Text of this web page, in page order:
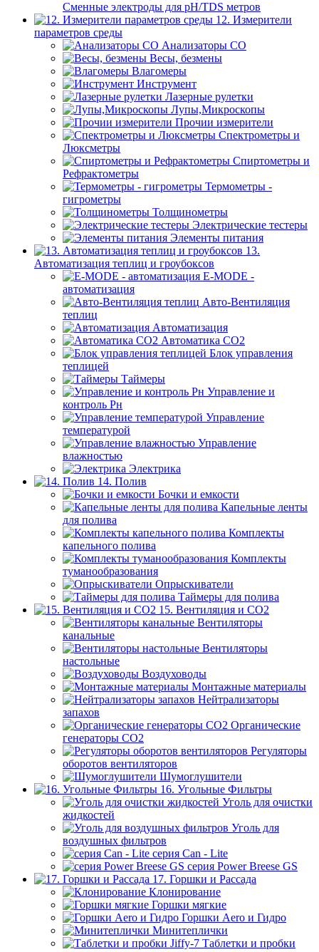
Сменные электроды для pH/TDS метров
12. Измерители
параметров среды
Анализаторы CO
Весы, безмены
Влагомеры
Инструмент
Лазерные рулетки
Лупы,Микроскопы
Прочии измерители
Спектрометры и
Люксметры
Спиртометры и
Рефрактометры
Термометры -
гигрометры
Толщинометры
Электрические тестеры
Элементы питания
13.
Автоматизация теплиц и гроубоксов
E-MODE -
автоматизация
Авто-Вентиляция
теплиц
Автоматизация
Автоматика СО2
Блок управления
теплицей
Таймеры
Управление и
контроль Рн
Управление
температурой
Управление
влажностью
Электрика
14. Полив
Бочки и емкости
Капельные ленты
для полива
Комплекты
капельного полива
Комплекты
туманообразования
Опрыскиватели
Таймеры для полива
15. Вентиляция и CO2
Вентиляторы
канальные
Вентиляторы
настольные
Воздуховоды
Монтажные материалы
Нейтрализаторы
запахов
Органические
генераторы СО2
Регуляторы
оборотов вентиляторов
Шумоглушители
16. Угольные Фильтры
Уголь для очистки
жидкостей
Уголь для
воздушных фильтров
серия Can - Lite
серия Power Breese GS
17. Горшки и Рассада
Клонирование
Горшки мягкие
Горшки Aero и Гидро
Минитеплички
Таблетки и пробки